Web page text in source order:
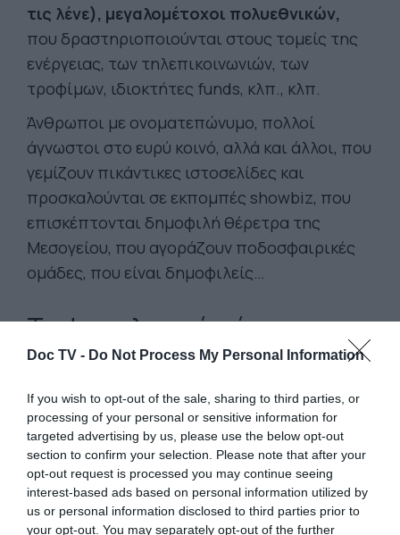
Doc TV - Do Not Process My Personal Information
If you wish to opt-out of the sale, sharing to third parties, or
processing of your personal or sensitive information for
targeted advertising by us, please use the below opt-out
section to confirm your selection. Please note that after your
opt-out request is processed you may continue seeing
interest-based ads based on personal information utilized by
us or personal information disclosed to third parties prior to
your opt-out. You may separately opt-out of the further
τις λένε), μεγαλομέτοχοι πολυεθνικών,
που δραστηριοποιούνται στους τομείς της
ενέργειας, των τηλεπικοινωνιών, των
τροφίμων, ιδιοκτήτες funds, κλπ., κλπ.
Άνθρωποι με ονοματεπώνυμο, πολλοί
άγνωστοι στο ευρύ κοινό, αλλά και άλλοι, που
γεμίζουν πικάντικες ιστοσελίδες και
προσκαλούνται σε εκπομπές showbiz, που
επισκέπτονται δημοφιλή θέρετρα της
Μεσογείου, που αγοράζουν ποδοσφαιρικές
ομάδες, που είναι δημοφιλείς…
Το φορολογικό σύστημα και
οι ηγέτες των κρατών σε
κάθε χώρα ευνοεί τους
λίγους
Κοντολογίς, το φορολογικό σύστημα σε κάθε